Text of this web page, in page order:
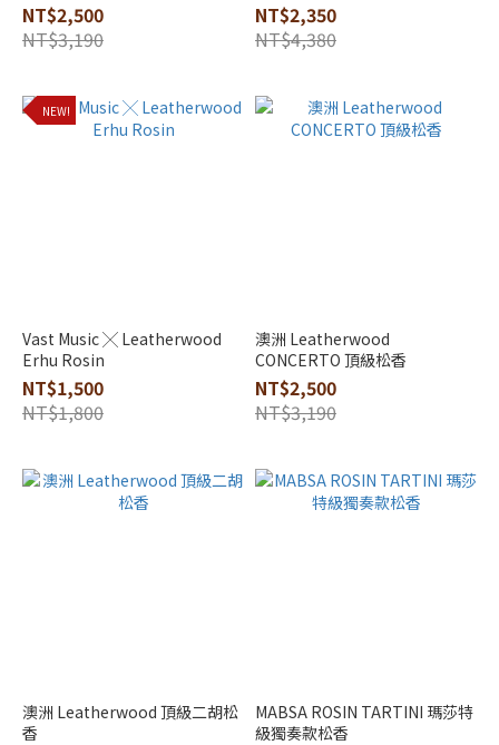
NT$2,500
NT$3,190
NT$2,350
NT$4,380
NEW!
Vast Music ╳ Leatherwood
Erhu Rosin
NT$1,500
NT$1,800
澳洲 Leatherwood
CONCERTO 頂級松香
NT$2,500
NT$3,190
澳洲 Leatherwood 頂級二胡松
香
MABSA ROSIN TARTINI 瑪莎特
級獨奏款松香